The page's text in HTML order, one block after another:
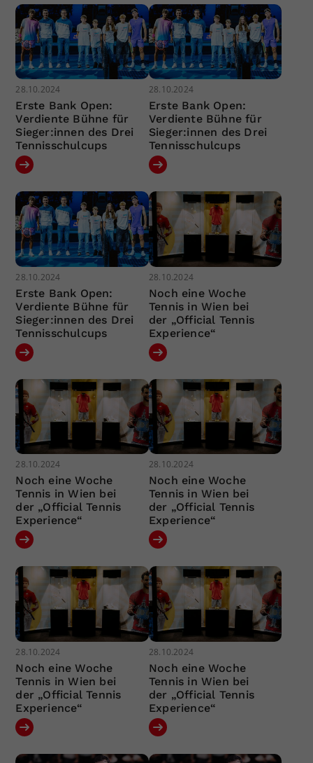
28.10.2024
Erste Bank Open:
Verdiente Bühne für
Sieger:innen des Drei
Tennisschulcups
28.10.2024
Erste Bank Open:
Verdiente Bühne für
Sieger:innen des Drei
Tennisschulcups
28.10.2024
Erste Bank Open:
Verdiente Bühne für
Sieger:innen des Drei
Tennisschulcups
28.10.2024
Noch eine Woche
Tennis in Wien bei
der „Official Tennis
Experience“
28.10.2024
Noch eine Woche
Tennis in Wien bei
der „Official Tennis
Experience“
28.10.2024
Noch eine Woche
Tennis in Wien bei
der „Official Tennis
Experience“
28.10.2024
Noch eine Woche
Tennis in Wien bei
der „Official Tennis
Experience“
28.10.2024
Noch eine Woche
Tennis in Wien bei
der „Official Tennis
Experience“